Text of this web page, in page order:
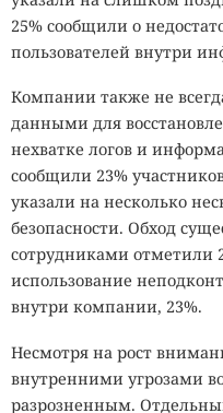
25% сообщили о
пользователей внутри
Компании также не
данными для
нехватке логов и
сообщили 23%
указали на несколько
безопасности. Обход
сотрудниками отметили
использование
внутри компании, 23%.
Несмотря на рост
внутренними угрозами
разрозненным.